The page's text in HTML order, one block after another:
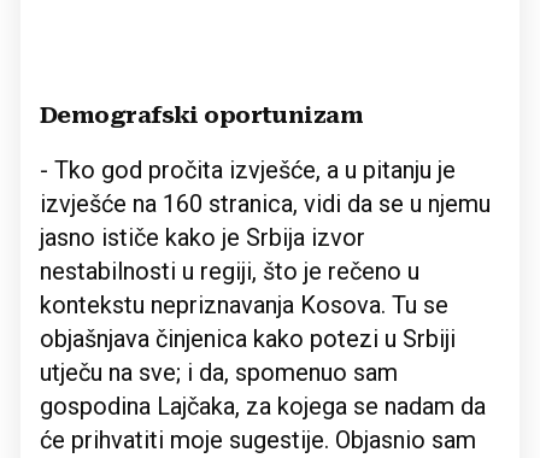
Demografski oportunizam
- Tko god pročita izvješće, a u pitanju je
izvješće na 160 stranica, vidi da se u njemu
jasno ističe kako je Srbija izvor
nestabilnosti u regiji, što je rečeno u
kontekstu nepriznavanja Kosova. Tu se
objašnjava činjenica kako potezi u Srbiji
utječu na sve; i da, spomenuo sam
gospodina Lajčaka, za kojega se nadam da
će prihvatiti moje sugestije. Objasnio sam